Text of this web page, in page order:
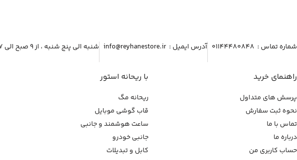
شماره تماس :‌ ۰۱۱۴۴۴۸۰۸۴۸ آدرس ایمیل :‌ info@reyhanestore.ir شنبه الی پنج شنبه ، از ۹ صبح الی ۱۷ عصر پاسخگوی شما هستیم.
راهنمای خرید
پرسش های متداول
نحوه ثبت سفارش
تماس با ما
درباره ما
حساب کاربری من
با ریحانه استور
ریحانه مگ
قاب گوشی موبایل
ساعت هوشمند و جانبی
جانبی خودرو
کابل و تبدیلات